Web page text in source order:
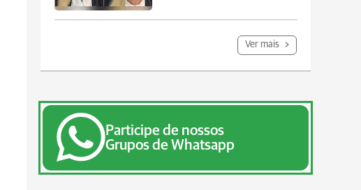
Ver mais
Participe de nossos
Grupos de Whatsapp